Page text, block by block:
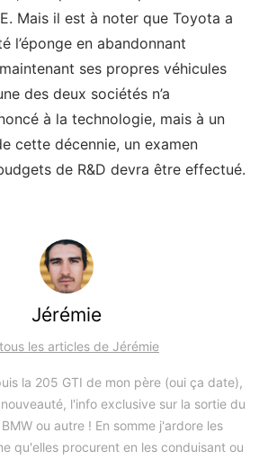
Mais il est à noter que Toyota a
l’éponge en abandonnant
ses propres véhicules
des deux sociétés n’a
à la technologie, mais à un
cette décennie, un examen
de R&D devra être effectué.
Jérémie
les articles de Jérémie
la 205 GTI de mon père (oui ça date),
l'info exclusive sur la sortie du
ou autre ! En somme j'ardore les
qu'elles procurent en les conduisant ou